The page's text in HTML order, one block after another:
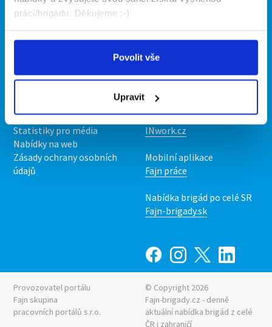
práci/brigádu. Děkujeme :-)
Povolit vše
Upravit
Kontakt
Upravit předvolby cookies
Statistiky pro média
Nabídky na web
Zásady ochrany osobních
údajů
Naše další projekty
Mobilní aplikace
Nabídka práce z celé ČR
INwork.cz
Mobilní aplikace
Fajn práce
Nabídka brigád po celé SR
Fajn-brigady.sk
Provozovatel portálu
Fajn skupina
pracovních portálů s.r.o.
© Copyright 2026
Fajn-brigady.cz - denně
aktuální nabídka brigád z celé
ČR i zahraničí